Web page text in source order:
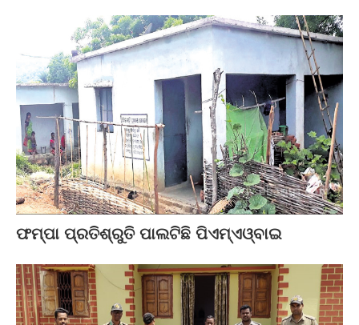
ଫମ୍ପା ପ୍ରତିଶ୍ରୁତି ପାଲଟିଛି ପିଏମ୍‌ଏଓ୍ବାଇ